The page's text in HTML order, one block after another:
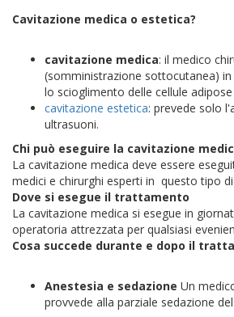
Cavitazione medica o estetica?
cavitazione medica: il medico
(somministrazione sottocutanea)
lo scioglimento delle cellule adipose
cavitazione estetica: prevede solo
ultrasuoni.
Chi può eseguire la cavitazione
La cavitazione medica deve essere
medici e chirurghi esperti in questo tipo
Dove si esegue il trattamento
La cavitazione medica si esegue in
operatoria attrezzata per qualsiasi
Cosa succede durante e dopo il
Anestesia e sedazione Un
provvede alla parziale sedazione